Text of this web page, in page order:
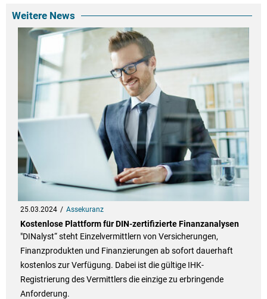
Weitere News
25.03.2024 Assekuranz
Kostenlose Plattform für DIN-zertifizierte Finanzanalysen
"DINalyst“ steht Einzelvermittlern von Versicherungen,
Finanzprodukten und Finanzierungen ab sofort dauerhaft
kostenlos zur Verfügung. Dabei ist die gültige IHK-
Registrierung des Vermittlers die einzige zu erbringende
Anforderung.